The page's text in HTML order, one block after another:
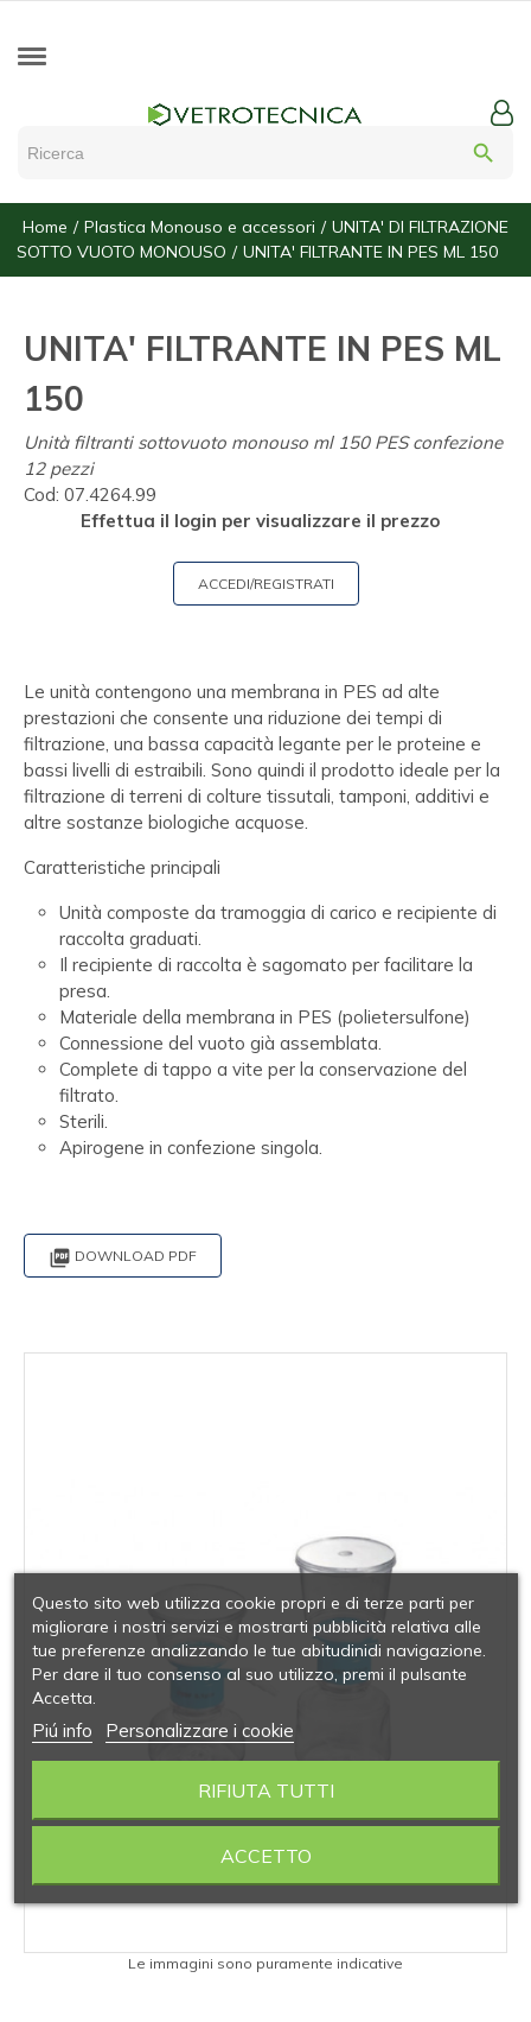
search
Home Plastica Monouso e accessori
UNITA' DI FILTRAZIONE
SOTTO VUOTO MONOUSO
UNITA' FILTRANTE IN PES ML 150
UNITA' FILTRANTE IN PES ML
150
Unità filtranti sottovuoto monouso ml 150 PES confezione
12 pezzi
Cod: 07.4264.99
Effettua il login per visualizzare il prezzo
ACCEDI/REGISTRATI
Le unità contengono una membrana in PES ad alte
prestazioni che consente una riduzione dei tempi di
filtrazione, una bassa capacità legante per le proteine e
bassi livelli di estraibili. Sono quindi il prodotto ideale per la
filtrazione di terreni di colture tissutali, tamponi, additivi e
altre sostanze biologiche acquose.
Caratteristiche principali
Unità composte da tramoggia di carico e recipiente di
raccolta graduati.
Il recipiente di raccolta è sagomato per facilitare la
presa.
Materiale della membrana in PES (polietersulfone)
Connessione del vuoto già assemblata.
Complete di tappo a vite per la conservazione del
filtrato.
Sterili.
Apirogene in confezione singola.
 DOWNLOAD PDF
Le immagini sono puramente indicative
Questo sito web utilizza cookie propri e di terze parti per
migliorare i nostri servizi e mostrarti pubblicità relativa alle
tue preferenze analizzando le tue abitudinidi navigazione.
Per dare il tuo consenso al suo utilizzo, premi il pulsante
Accetta.
Piú info Personalizzare i cookie
RIFIUTA TUTTI
ACCETTO